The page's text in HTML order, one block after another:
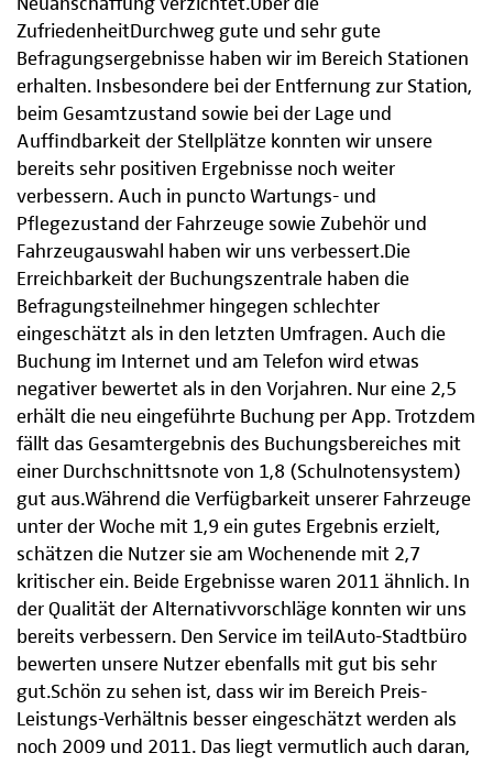
Neuanschaffung verzichtet.Über die
ZufriedenheitDurchweg gute und sehr gute
Befragungsergebnisse haben wir im Bereich Stationen
erhalten. Insbesondere bei der Entfernung zur Station,
beim Gesamtzustand sowie bei der Lage und
Auffindbarkeit der Stellplätze konnten wir unsere
bereits sehr positiven Ergebnisse noch weiter
verbessern. Auch in puncto Wartungs- und
Pflegezustand der Fahrzeuge sowie Zubehör und
Fahrzeugauswahl haben wir uns verbessert.Die
Erreichbarkeit der Buchungszentrale haben die
Befragungsteilnehmer hingegen schlechter
eingeschätzt als in den letzten Umfragen. Auch die
Buchung im Internet und am Telefon wird etwas
negativer bewertet als in den Vorjahren. Nur eine 2,5
erhält die neu eingeführte Buchung per App. Trotzdem
fällt das Gesamtergebnis des Buchungsbereiches mit
einer Durchschnittsnote von 1,8 (Schulnotensystem)
gut aus.Während die Verfügbarkeit unserer Fahrzeuge
unter der Woche mit 1,9 ein gutes Ergebnis erzielt,
schätzen die Nutzer sie am Wochenende mit 2,7
kritischer ein. Beide Ergebnisse waren 2011 ähnlich. In
der Qualität der Alternativvorschläge konnten wir uns
bereits verbessern. Den Service im teilAuto-Stadtbüro
bewerten unsere Nutzer ebenfalls mit gut bis sehr
gut.Schön zu sehen ist, dass wir im Bereich Preis-
Leistungs-Verhältnis besser eingeschätzt werden als
noch 2009 und 2011. Das liegt vermutlich auch daran,